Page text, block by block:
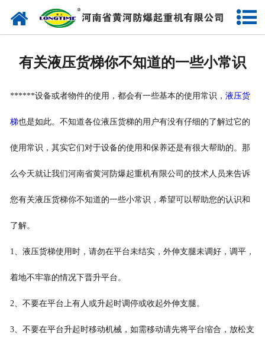
网站首页
联系我们
有关液压货梯你不知道的一些小常识
******设备或者物件的使用，都会有一些基本的使用常识， 液压货
梯也是如此。不知道各位液压货梯的用户有没有仔细的了解过它的
使用常识，其实它们对于设备的使用和保养还是有很大帮助的。那
么今天就让我们河南省黄河防爆起重机有限公司的技术人员来告诉
您有关液压货梯你不知道的一些小常识，希望可以帮助您的认识和
了解。
1、液压货梯使用时，请勿在平台未结实，外伸支腿未调好，调平，
着地不牢靠的情况下晋升平台。
2、不要在平台上有人或升起时调停或收起外伸支腿。
3、不要在平台升起时移动机械，如需移动请先将平台缩合，放松支